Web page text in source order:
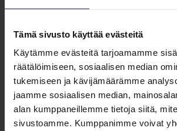
Tämä sivusto käyttää evästeitä
Käytämme evästeitä tarjoamamme
räätälöimiseen, sosiaalisen median
tukemiseen ja kävijämäärämme
jaamme sosiaalisen median,
alan kumppaneillemme tietoja siitä,
sivustoamme. Kumppanimme voivat
Subaru Outback
2.5i XFuel 4WD
2021
41 950 km
Bensiini/Etanoli
Kungälv (Ellesbo)
Lähtöhinta
Arvostuksemme on matkalla